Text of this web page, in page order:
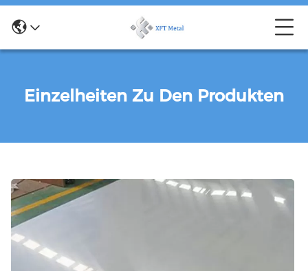
Einzelheiten Zu Den Produkten